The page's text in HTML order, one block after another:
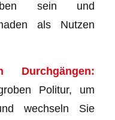
sein und
als Nutzen
Durchgängen:
Politur, um
wechseln Sie